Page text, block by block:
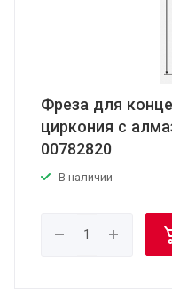
Фреза для
циркония с
00782820
В наличии